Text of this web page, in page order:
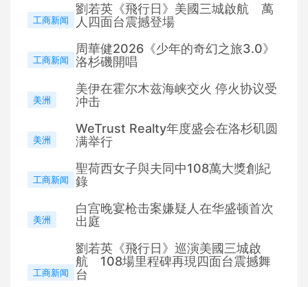
工商新闻
劉若英《飛行日》美國三城啟航 萬
人四面台震撼登場
工商新闻
周華健2026《少年的奇幻之旅3.0》
洛杉磯開唱
美洲
美伊在霍尔木兹海峡交火 停火协议受
冲击
美洲
WeTrust Realty年度盛会在洛杉矶圆
满举行
工商新闻
聖荷西女子與夫同中108萬大獎創紀
錄
美洲
白宫晚宴枪击案嫌疑人在华盛顿首次
出庭
工商新闻
劉若英《飛行日》巡演美國三城啟
航 108場里程碑再現四面台震撼舞
台